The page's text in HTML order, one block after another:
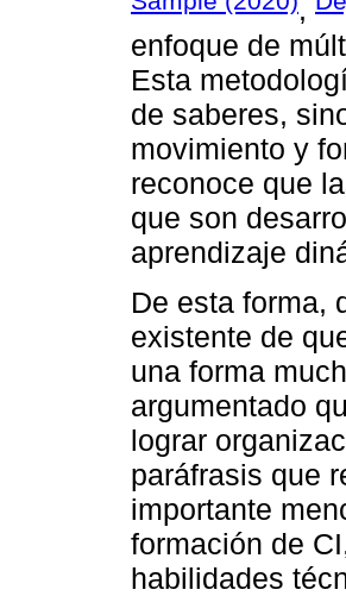
,
enfoque de
Esta
de saberes,
movimiento y
reconoce que
que son
aprendizaje
De esta forma,
existente de
una forma
argumentado
lograr
paráfrasis que
importante
formación de
habilidades